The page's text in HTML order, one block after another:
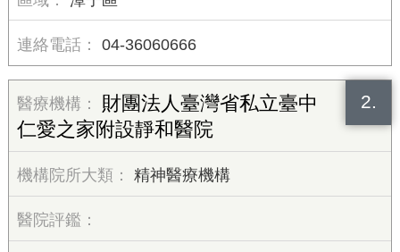
04-36060666
2.
財團法人臺灣省私立臺中
仁愛之家附設靜和醫院
精神醫療機構